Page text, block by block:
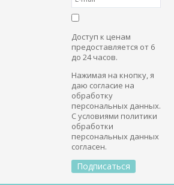
Доступ к ценам
предоставляется от 6
до 24 часов.
Нажимая на кнопку, я
даю согласие на
обработку
персональных данных.
С условиями политики
обработки
персональных данных
согласен.